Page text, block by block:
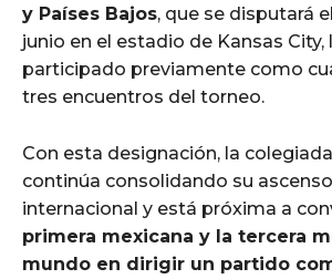
y Países Bajos, que se disputará
junio en el estadio de Kansas
participado previamente como
tres encuentros del torneo.
Con esta designación, la
continúa consolidando su
internacional y está próxima a
primera mexicana y la tercera
mundo en dirigir un partido